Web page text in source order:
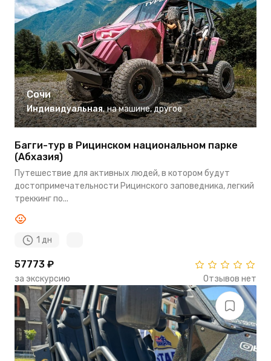
Сочи
Индивидуальная, на машине, другое
Багги-тур в Рицинском национальном парке
(Абхазия)
Путешествие для активных людей, в котором будут
достопримечательности Рицинского заповедника, легкий
треккинг по...
1 дн
57773 ₽
за экскурсию Отзывов нет